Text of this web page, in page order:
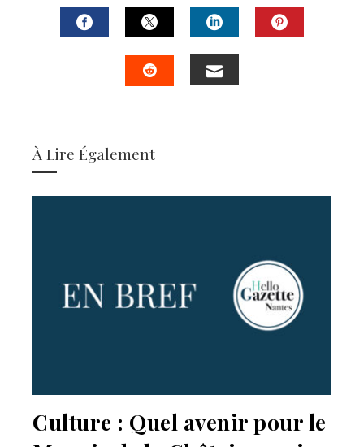
FACEBOOKTWITTERLINKEDIN
À Lire Également
Culture : Quel avenir pour le